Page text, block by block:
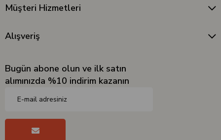
Müşteri Hizmetleri
Alışveriş
Bugün abone olun ve ilk satın
alımınızda %10 indirim kazanın